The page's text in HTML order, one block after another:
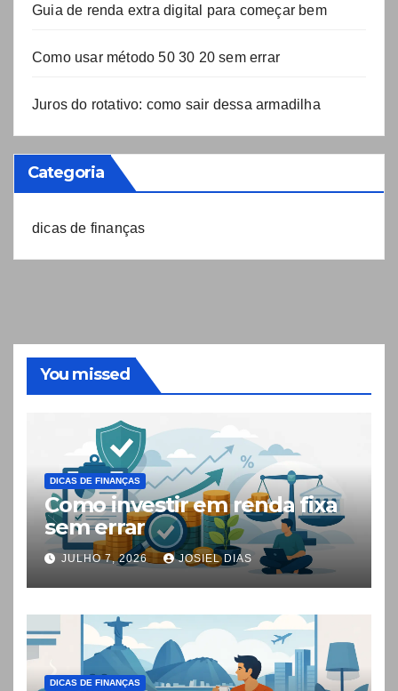
Guia de renda extra digital para começar bem
Como usar método 50 30 20 sem errar
Juros do rotativo: como sair dessa armadilha
Categoria
dicas de finanças
You missed
DICAS DE FINANÇAS
Como investir em renda fixa
sem errar
JULHO 7, 2026 JOSIEL DIAS
DICAS DE FINANÇAS